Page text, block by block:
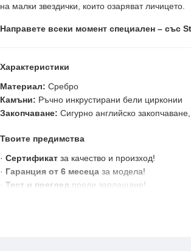
на малки звездички, които озаряват личицето.
Направете всеки момент специален – със
Характеристики
Материал: Сребро
Камъни: Ръчно инкрустирани бели цирконии
Закопчаване: Сигурно английско
Твоите предимства
· Сертификат за качество и произход!
· Гаранция от 6 месеца за модела!
· Тест и преглед преди заплащане!